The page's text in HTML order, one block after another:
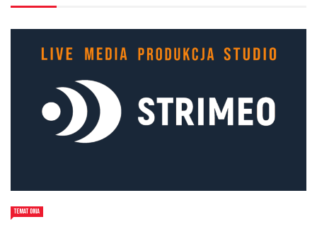
TEMAT DNIA